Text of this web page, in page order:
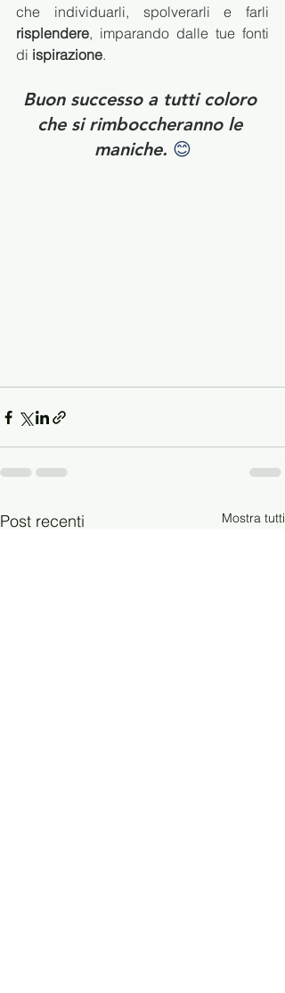
risplendere, imparando dalle tue fonti
di ispirazione.
Buon successo a tutti coloro
che si rimboccheranno le
maniche. 😊
Post recenti Mostra tutti